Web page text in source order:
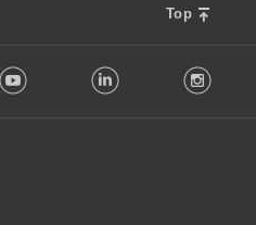
Top
Youtube LinkedIn